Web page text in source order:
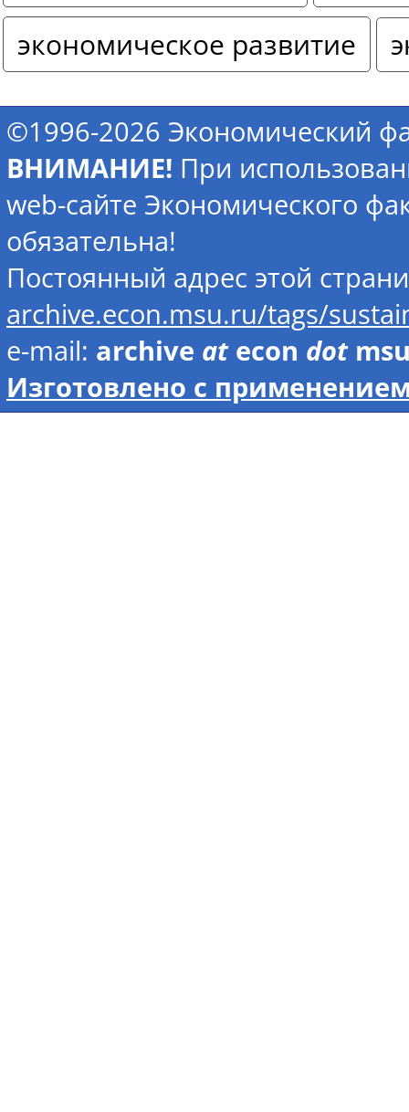
экономическое развитие
©1996-2026 Экономический
ВНИМАНИЕ! При
web-сайте Экономического
обязательна!
Постоянный адрес этой
archive.econ.msu.ru/tags/
e-mail: archive atecon dot
Изготовлено с